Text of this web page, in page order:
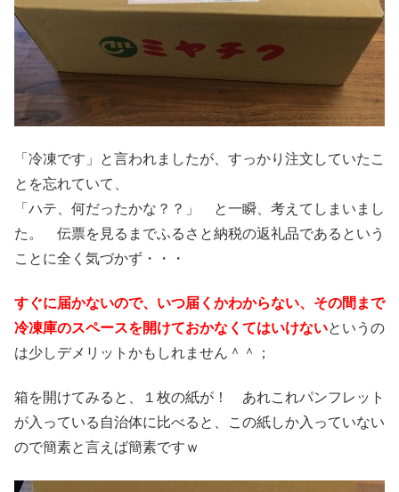
「冷凍です」と言われましたが、すっかり注文していたこ
とを忘れていて、
「ハテ、何だったかな？？」 と一瞬、考えてしまいまし
た。 伝票を見るまでふるさと納税の返礼品であるという
ことに全く気づかず・・・
すぐに届かないので、いつ届くかわからない、その間まで
冷凍庫のスペースを開けておかなくてはいけないというの
は少しデメリットかもしれません＾＾；
箱を開けてみると、１枚の紙が！ あれこれパンフレット
が入っている自治体に比べると、この紙しか入っていない
ので簡素と言えば簡素ですｗ